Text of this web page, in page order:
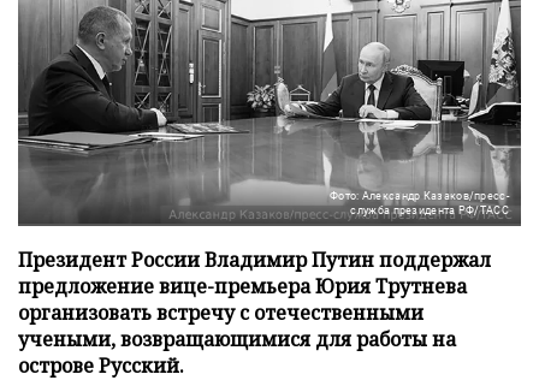
Фото: Александр Казаков/пресс-
служба президента РФ/ТАСС
Президент России Владимир Путин поддержал
предложение вице-премьера Юрия Трутнева
организовать встречу с отечественными
учеными, возвращающимися для работы на
острове Русский.